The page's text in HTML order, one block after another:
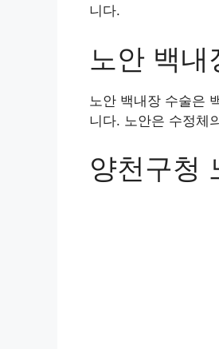
니다.
노안 백내
노안 백내장 수술은
니다. 노안은 수정체
양천구청